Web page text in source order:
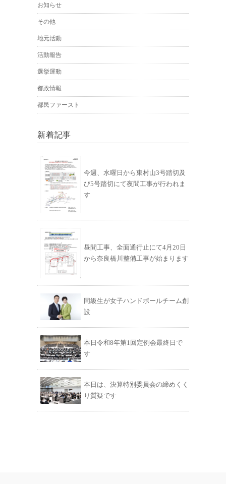
お知らせ
その他
地元活動
活動報告
選挙運動
都政情報
都民ファースト
新着記事
今週、水曜日から東村山3号踏切及
び5号踏切にて夜間工事が行われま
す
昼間工事、全面通行止にて4月20日
から奈良橋川整備工事が始まります
同級生が女子ハンドボールチーム創
設
本日令和8年第1回定例会最終日で
す
本日は、決算特別委員会の締めくく
り質疑です